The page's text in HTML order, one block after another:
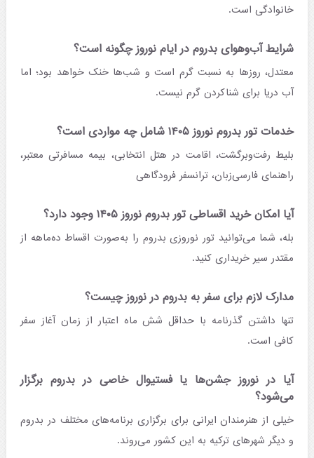
خانوادگی است.
شرایط آب‌وهوای بدروم در ایام نوروز چگونه است؟
معتدل، روزها به نسبت گرم است و شب‌ها خنک خواهد بود؛ اما
آب دریا برای شناکردن گرم نیست.
خدمات تور بدروم نوروز ۱۴۰۵ شامل چه مواردی است؟
بلیط رفت‌وبرگشت، اقامت در هتل انتخابی، بیمه مسافرتی معتبر،
راهنمای فارسی‌زبان، ترانسفر فرودگاهی
آیا امکان خرید اقساطی تور بدروم نوروز ۱۴۰۵ وجود دارد؟
بله، شما می‌توانید تور نوروزی بدروم را به‌صورت اقساط ده‌ماهه از
مقتدر سیر خریداری کنید.
مدارک لازم برای سفر به بدروم در نوروز چیست؟
تنها داشتن گذرنامه با حداقل شش ماه اعتبار از زمان آغاز سفر
کافی است.
آیا در نوروز جشن‌ها یا فستیوال خاصی در بدروم برگزار
می‌شود؟
خیلی از هنرمندان ایرانی برای برگزاری برنامه‌های مختلف در بدروم
و دیگر شهرهای ترکیه به این کشور می‌روند.